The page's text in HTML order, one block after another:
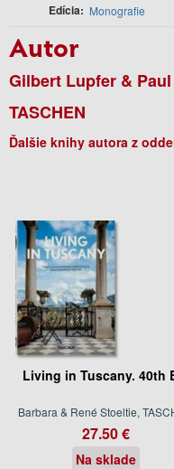
Edícia Monografie
Autor
Gilbert Lupfer &
TASCHEN
Ďalšie knihy autora z
Living in Tuscany. 40th
Barbara & René Stoeltie,
27.50 €
Na sklade